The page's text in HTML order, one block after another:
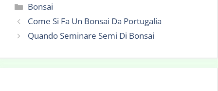
Categorie
Bonsai
Come Si Fa Un Bonsai Da Portugalia
Quando Seminare Semi Di Bonsai